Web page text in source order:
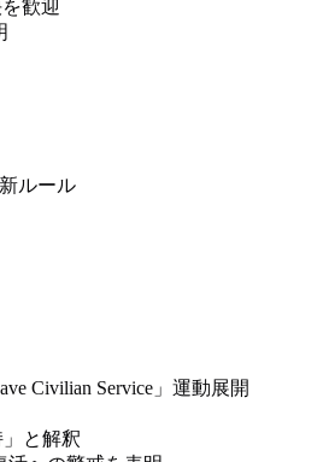
歓迎
ルール
Civilian Service」運動展開
と解釈